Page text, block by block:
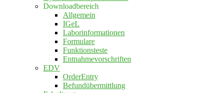
Downloadbereich
Allgemein
IGeL
Laborinformationen
Formulare
Funktionsteste
Entnahmevorschriften
EDV
OrderEntry
Befundübermittlung